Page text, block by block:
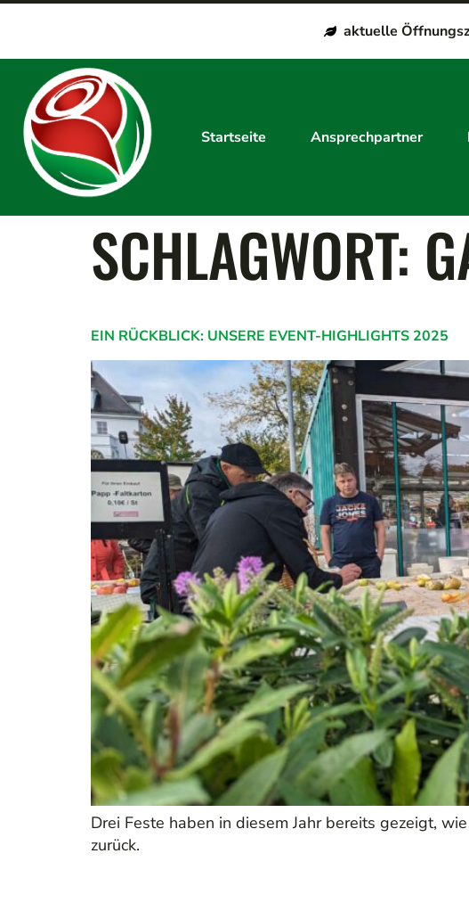
aktuelle
Startseite Ansprechpartner
SCHLAGWORT:
EIN RÜCKBLICK: UNSERE EVENT-HIGHLIGHTS 2025
Drei Feste haben in diesem Jahr bereits gezeigt,
zurück.